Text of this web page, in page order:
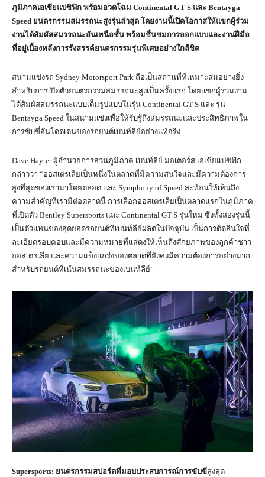
ภูมิภาคเอเชียแปซิฟิก พร้อมอวดโฉม Continental GT S และ Bentayga
Speed ยนตรกรรมสมรรถนะสูงรุ่นล่าสุด โดยงานนี้เปิดโอกาสให้แขกผู้ร่วม
งานได้สัมผัสสมรรถนะอันเหนือชั้น พร้อมชื่นชมการออกแบบและงานฝีมือ
ที่อยู่เบื้องหลังการรังสรรค์ยนตรกรรมรุ่นพิเศษอย่างใกล้ชิด
สนามแข่งรถ Sydney Motorsport Park ถือเป็นสถานที่ที่เหมาะสมอย่างยิ่ง
สำหรับการเปิดตัวยนตรกรรมสมรรถนะสูงเป็นครั้งแรก โดยแขกผู้ร่วมงาน
ได้สัมผัสสมรรถนะแบบเต็มรูปแบบในรุ่น Continental GT S และ รุ่น
Bentayga Speed ในสนามแข่งเพื่อให้รับรู้ถึงสมรรถนะและประสิทธิภาพใน
การขับขี่อันโดดเด่นของรถยนต์เบนท์ลีย์อย่างแท้จริง
Dave Hayter ผู้อำนวยการส่วนภูมิภาค เบนท์ลีย์ มอเตอร์ส เอเชียแปซิฟิก
กล่าวว่า “ออสเตรเลียเป็นหนึ่งในตลาดที่มีความสนใจและมีความต้องการ
สูงที่สุดของเรามาโดยตลอด และ Symphony of Speed สะท้อนให้เห็นถึง
ความสำคัญที่เรามีต่อตลาดนี้ การเลือกออสเตรเลียเป็นตลาดแรกในภูมิภาค
ที่เปิดตัว Bentley Supersports และ Continental GT S รุ่นใหม่ ซึ่งทั้งสองรุ่นนี้
เป็นตัวแทนของสุดยอดรถยนต์ที่เบนท์ลีย์ผลิตในปัจจุบัน เป็นการตัดสินใจที่
ละเอียดรอบคอบและมีความหมายที่แสดงให้เห็นถึงศักยภาพของลูกค้าชาว
ออสเตรเลีย และความแข็งแกร่งของตลาดที่ยังคงมีความต้องการอย่างมาก
สำหรับรถยนต์ที่เน้นสมรรถนะของเบนท์ลีย์”
Supersports: ยนตรกรรมสปอร์ตที่มอบประสบการณ์การขับขี่สูงสุด